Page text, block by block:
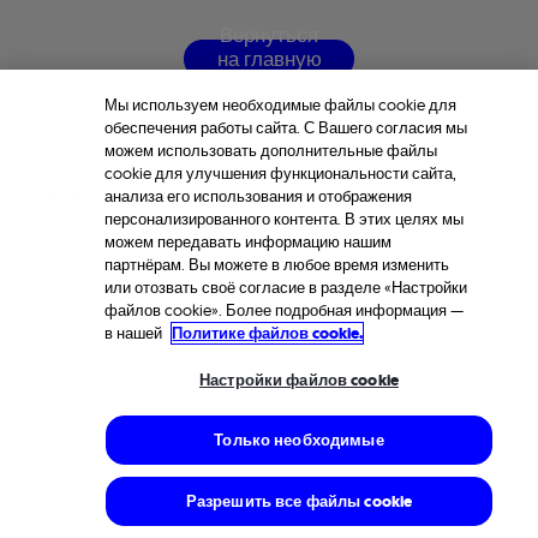
Вернуться
на главную
Мы используем необходимые файлы cookie для
обеспечения работы сайта. С Вашего согласия мы
можем использовать дополнительные файлы
cookie для улучшения функциональности сайта,
анализа его использования и отображения
персонализированного контента. В этих целях мы
можем передавать информацию нашим
партнёрам. Вы можете в любое время изменить
или отозвать своё согласие в разделе «Настройки
файлов cookie». Более подробная информация —
в нашей Политике файлов cookie.
Настройки файлов cookie
Только необходимые
Разрешить все файлы cookie